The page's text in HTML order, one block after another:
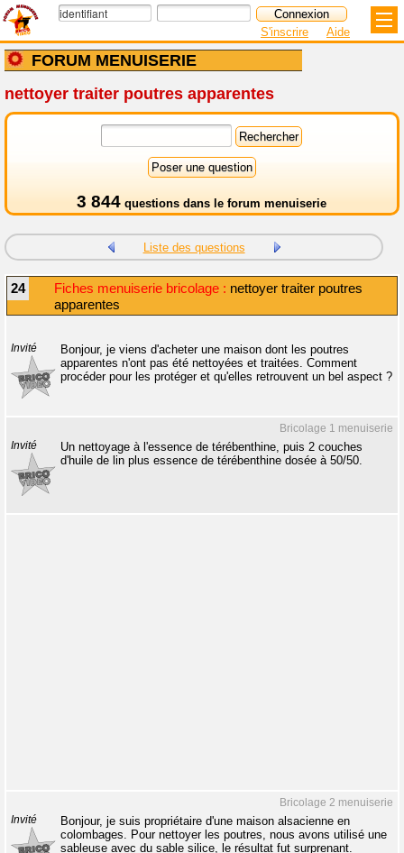
FORUM MENUISERIE
S'inscrire Aide
nettoyer traiter poutres apparentes
3 844 questions dans le forum menuiserie
Liste des questions
24 Fiches menuiserie bricolage : nettoyer traiter poutres
apparentes
Invité
Bonjour, je viens d'acheter une maison dont les poutres
apparentes n'ont pas été nettoyées et traitées. Comment
procéder pour les protéger et qu'elles retrouvent un bel aspect ?
Bricolage 1 menuiserie
Invité
Un nettoyage à l'essence de térébenthine, puis 2 couches
d'huile de lin plus essence de térébenthine dosée à 50/50.
Bricolage 2 menuiserie
Invité
Bonjour, je suis propriétaire d'une maison alsacienne en
colombages. Pour nettoyer les poutres, nous avons utilisé une
sableuse avec du sable silice, le résultat fut surprenant.